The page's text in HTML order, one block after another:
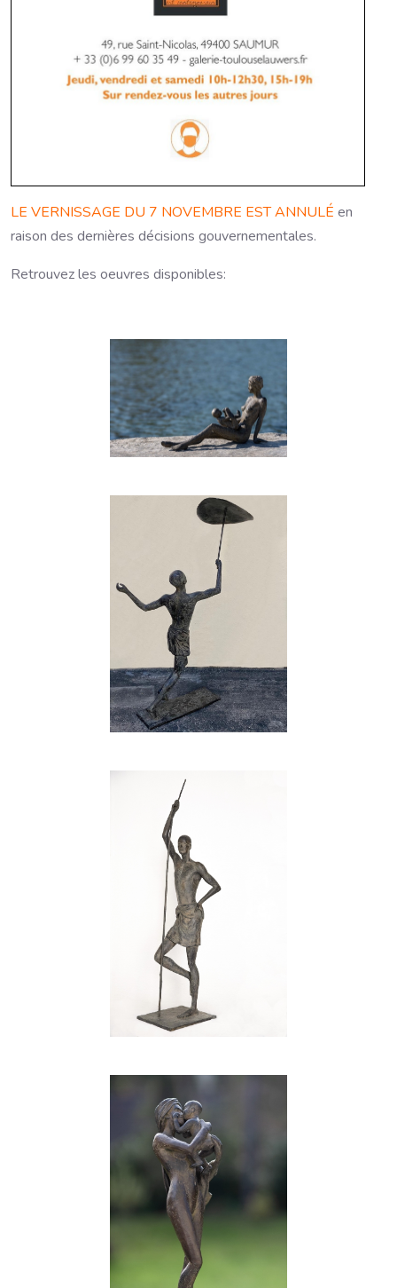
LE VERNISSAGE DU 7 NOVEMBRE EST ANNULÉ en
raison des dernières décisions gouvernementales.
Retrouvez les oeuvres disponibles: